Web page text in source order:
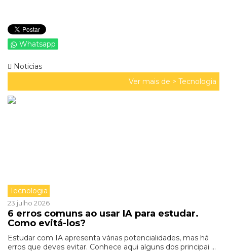
Whatsapp
Noticias
Ver mais de > Tecnologia
Tecnologia
23 julho 2026
6 erros comuns ao usar IA para estudar.
Como evitá-los?
Estudar com IA apresenta várias potencialidades, mas há
erros que deves evitar. Conhece aqui alguns dos principai ...